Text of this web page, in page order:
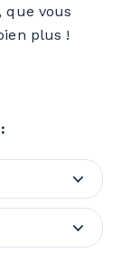
que vous
plus !